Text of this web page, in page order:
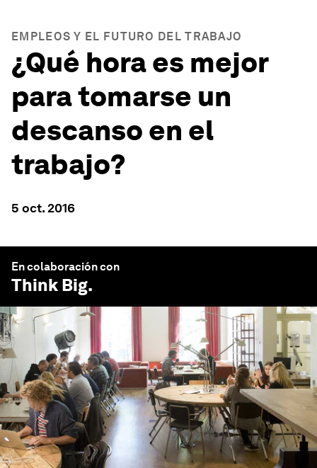
EMPLEOS Y EL FUTURO DEL TRABAJO
¿Qué hora es mejor
para tomarse un
descanso en el
trabajo?
5 oct. 2016
En colaboración con
Think Big.